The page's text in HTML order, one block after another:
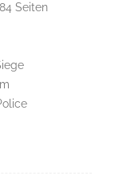
Seiten